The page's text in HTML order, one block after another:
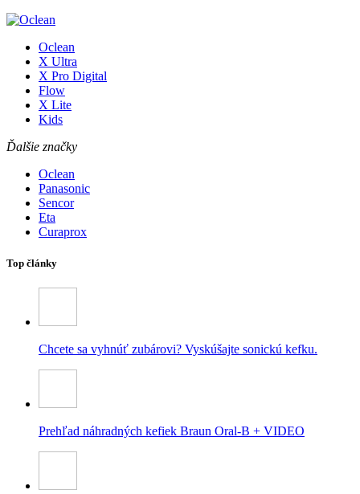
Oclean
X Ultra
X Pro Digital
Flow
X Lite
Kids
Ďalšie značky
Oclean
Panasonic
Sencor
Eta
Curaprox
Top články
Chcete sa vyhnúť zubárovi? Vyskúšajte sonickú kefku.
Prehľad náhradných kefiek Braun Oral-B + VIDEO